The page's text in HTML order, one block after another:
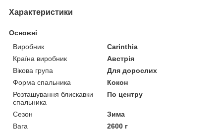
Характеристики
Основні
Виробник
Carinthia
Країна виробник
Австрія
Вікова група
Для дорослих
Форма спальника
Кокон
Розташування блискавки
спальника
По центру
Сезон
Зима
Вага
2600 г